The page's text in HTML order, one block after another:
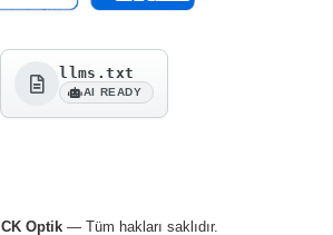
llms.txt
AI READY
CK Optik— Tüm hakları saklıdır.